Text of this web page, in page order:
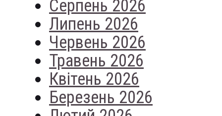
Серпень 2026
Липень 2026
Червень 2026
Травень 2026
Квітень 2026
Березень 2026